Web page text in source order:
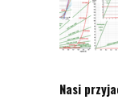
Nasi